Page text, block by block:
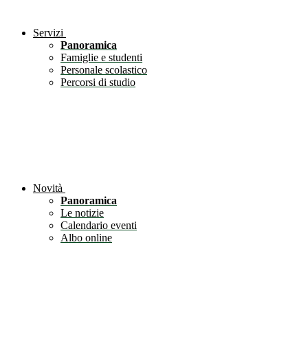
Servizi
Panoramica
Famiglie e studenti
Personale scolastico
Percorsi di studio
Novità
Panoramica
Le notizie
Calendario eventi
Albo online